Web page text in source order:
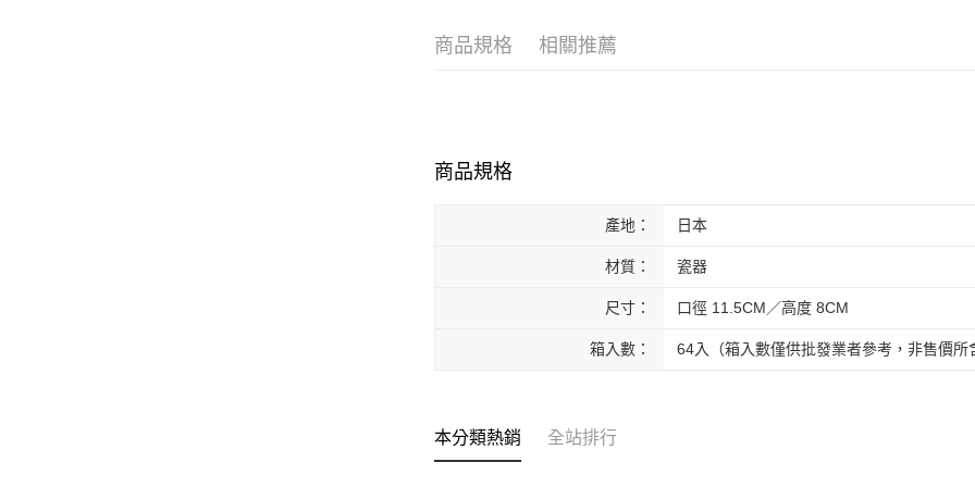
商品規格 相關推薦
商品規格
產地： 日本
材質： 瓷器
尺寸： 口徑 11.5CM／高度 8CM
箱入數： 64入（箱入數僅供批發業者參考，非售價所
本分類熱銷 全站排行